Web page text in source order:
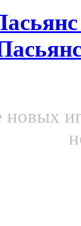
новых